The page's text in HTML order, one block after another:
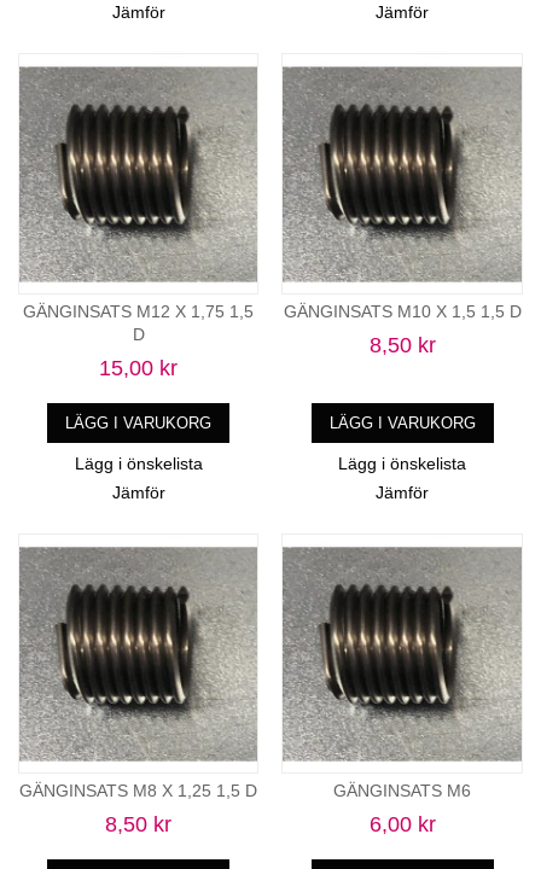
Jämför
Jämför
GÄNGINSATS M12 X 1,75 1,5
D
15,00 kr
LÄGG I VARUKORG
Lägg i önskelista
Jämför
GÄNGINSATS M10 X 1,5 1,5 D
8,50 kr
LÄGG I VARUKORG
Lägg i önskelista
Jämför
GÄNGINSATS M8 X 1,25 1,5 D
8,50 kr
GÄNGINSATS M6
6,00 kr